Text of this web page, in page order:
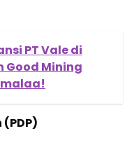
PT Vale di
Good Mining